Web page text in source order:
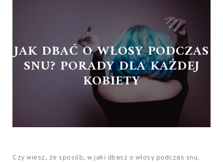
JAK DBAĆ O WŁOSY PODCZAS
SNU? PORADY DLA KAŻDEJ
KOBIETY
Czy wiesz, że sposób, w jaki dbasz o włosy podczas snu,